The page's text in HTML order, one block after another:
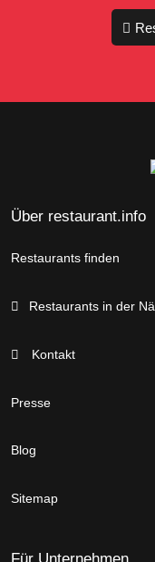
Über restaurant.info
Restaurants finden
Restaurants in der
Kontakt
Presse
Blog
Sitemap
Für Unternehmen